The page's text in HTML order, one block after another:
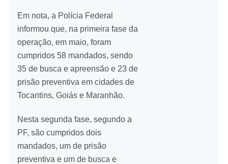
Em nota, a Polícia Federal
informou que, na primeira fase da
operação, em maio, foram
cumpridos 58 mandados, sendo
35 de busca e apreensão e 23 de
prisão preventiva em cidades de
Tocantins, Goiás e Maranhão.
Nesta segunda fase, segundo a
PF, são cumpridos dois
mandados, um de prisão
preventiva e um de busca e